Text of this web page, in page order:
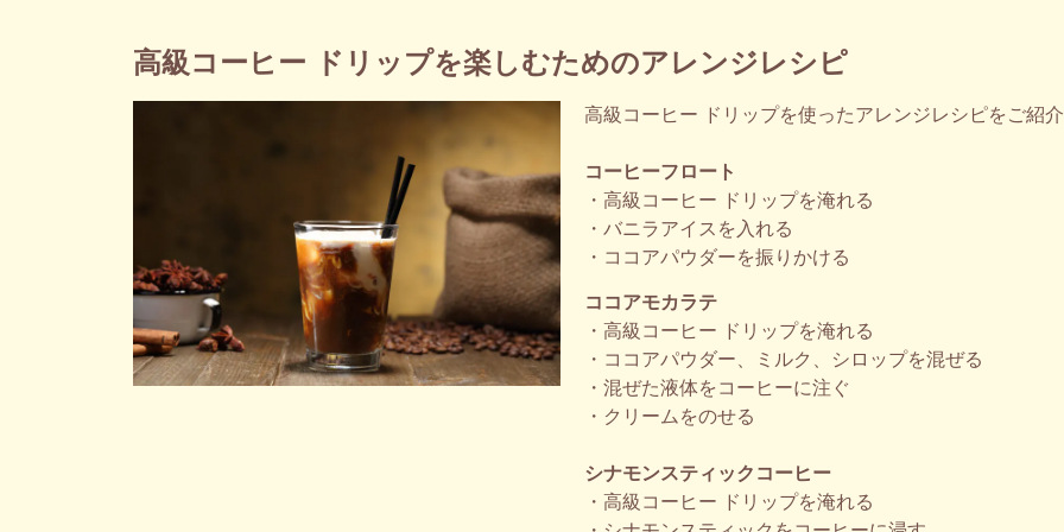
高級コーヒー ドリップを楽しむためのアレンジレシピ
高級コーヒー ドリップを使ったアレンジレシピをご紹介
コーヒーフロート
・高級コーヒー ドリップを淹れる
・バニラアイスを入れる
・ココアパウダーを振りかける
ココアモカラテ
・高級コーヒー ドリップを淹れる
・ココアパウダー、ミルク、シロップを混ぜる
・混ぜた液体をコーヒーに注ぐ
・クリームをのせる
シナモンスティックコーヒー
・高級コーヒー ドリップを淹れる